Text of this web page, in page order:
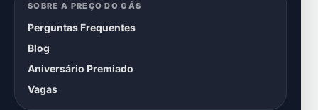
SOBRE A PREÇO DO GÁS
Perguntas Frequentes
Blog
Aniversário Premiado
Vagas